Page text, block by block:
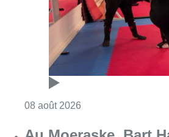
08 août 2026